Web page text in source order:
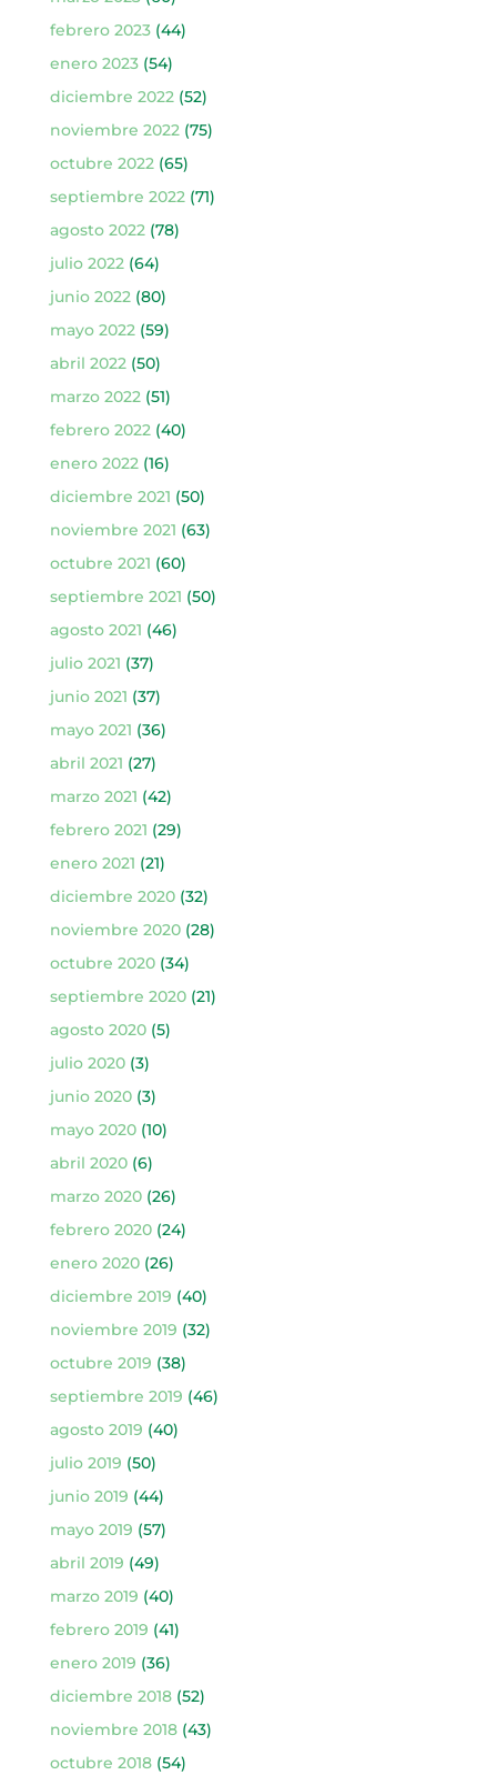
febrero 2023(44)
enero 2023(54)
diciembre 2022(52)
noviembre 2022(75)
octubre 2022(65)
septiembre 2022(71)
agosto 2022(78)
julio 2022(64)
junio 2022(80)
mayo 2022(59)
abril 2022(50)
marzo 2022(51)
febrero 2022(40)
enero 2022(16)
diciembre 2021 (50)
noviembre 2021 (63)
octubre 2021 (60)
septiembre 2021 (50)
agosto 2021 (46)
julio 2021 (37)
junio 2021 (37)
mayo 2021 (36)
abril 2021 (27)
marzo 2021 (42)
febrero 2021 (29)
enero 2021 (21)
diciembre 2020(32)
noviembre 2020(28)
octubre 2020(34)
septiembre 2020(21)
agosto 2020(5)
julio 2020(3)
junio 2020(3)
mayo 2020(10)
abril 2020(6)
marzo 2020(26)
febrero 2020(24)
enero 2020(26)
diciembre 2019 (40)
noviembre 2019 (32)
octubre 2019 (38)
septiembre 2019 (46)
agosto 2019 (40)
julio 2019 (50)
junio 2019 (44)
mayo 2019 (57)
abril 2019 (49)
marzo 2019 (40)
febrero 2019 (41)
enero 2019 (36)
diciembre 2018(52)
noviembre 2018(43)
octubre 2018(54)